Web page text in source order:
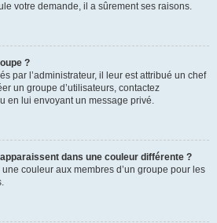
votre demande, il a sûrement ses raisons.
?
par l’administrateur, il leur est attribué un chef
un groupe d’utilisateurs, contactez
en lui envoyant un message privé.
dans une couleur différente ?
une couleur aux membres d’un groupe pour les